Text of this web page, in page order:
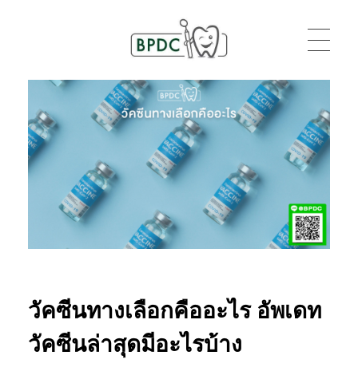
BPDC
แค่เว็บเวิร์ดเพรสเว็บหนึ่ง
วัคซีนทางเลือกคืออะไร อัพเดท
วัคซีนล่าสุดมีอะไรบ้าง